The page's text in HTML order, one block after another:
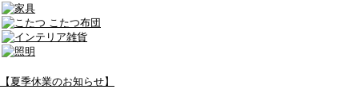
【夏季休業のお知らせ】